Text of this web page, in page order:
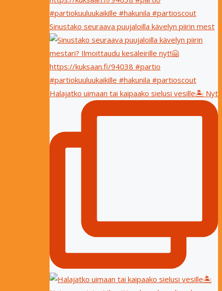
Sinustako seuraava puujaloilla kävelyn piirin mest
Halajatko uimaan tai kaipaako sielusi vesille🏝 Nyt